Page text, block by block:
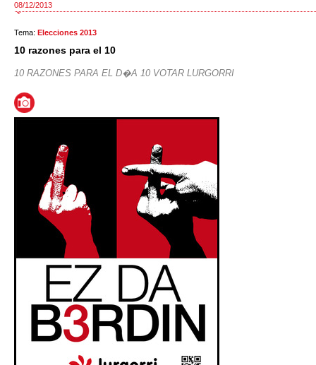
08/12/2013
Tema: Elecciones 2013
10 razones para el 10
10 RAZONES PARA EL D�A 10 VOTAR LURGORRI